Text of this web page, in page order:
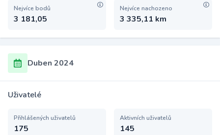
Nejvíce bodů
3 181,05
Nejvíce nachozeno
3 335,11 km
Duben 2024
Uživatelé
Přihlášených uživatelů
175
Aktivních uživatelů
145